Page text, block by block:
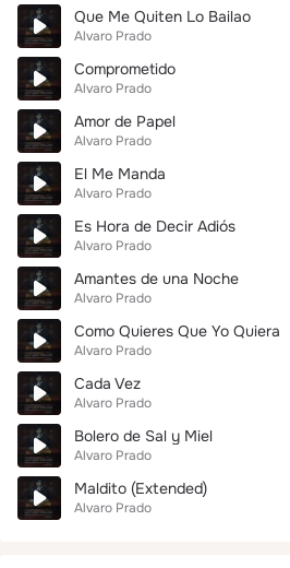
Que Me Quiten Lo Bailao
Alvaro Prado
Comprometido
Alvaro Prado
Amor de Papel
Alvaro Prado
El Me Manda
Alvaro Prado
Es Hora de Decir Adiós
Alvaro Prado
Amantes de una Noche
Alvaro Prado
Como Quieres Que Yo Quiera
Alvaro Prado
Cada Vez
Alvaro Prado
Bolero de Sal y Miel
Alvaro Prado
Maldito (Extended)
Alvaro Prado